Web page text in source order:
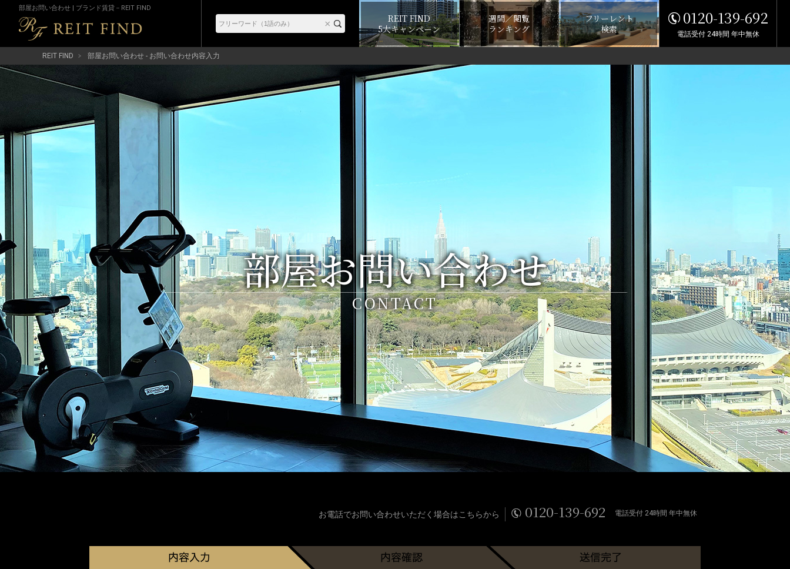
部屋お問い合わせ | ブランド賃貸－REIT FIND
REIT FIND
5大キャンペーン
週間／閲覧
ランキング
フリーレント
検索
0120-139-692
電話受付 24時間 年中無休
REIT FIND 部屋お問い合わせ - お問い合わせ内容入力
部屋お問い合わせ
CONTACT
お電話でお問い合わせいただく場合はこちらから 0120-139-692 電話受付 24時間 年中無休